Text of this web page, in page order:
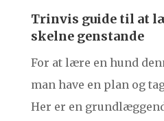
Trinvis guide til at
skelne genstande
For at lære en hund
man have en plan og
Her er en